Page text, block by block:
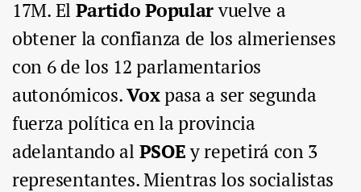
17M. El Partido Popularvuelve a
obtener la confianza de los almerienses
con 6 de los 12 parlamentarios
autonómicos.Voxpasa a ser segunda
fuerza política en la provincia
adelantando al PSOEy repetirá con 3
representantes. Mientras los socialistas